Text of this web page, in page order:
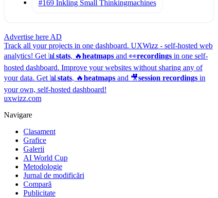
#169 Inkling Small Thinkingmachines
Advertise here AD
Track all your projects in one dashboard. UXWizz - self-hosted web
analytics! Get 📊 stats, 🔥heatmaps and 👀recordings in one self-
hosted dashboard. Improve your websites without sharing any of
your data. Get 📊 stats, 🔥heatmaps and 🎥session recordings in
your own, self-hosted dashboard!
uxwizz.com
Navigare
Clasament
Grafice
Galerii
AI World Cup
Metodologie
Jurnal de modificări
Compară
Publicitate